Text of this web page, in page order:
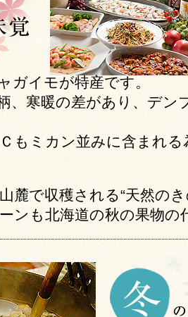
ガイモが特産です。
、寒暖の差があり、デン
もミカン並みに含まれる
麓で収穫される“天然の
ンも北海道の秋の果物の